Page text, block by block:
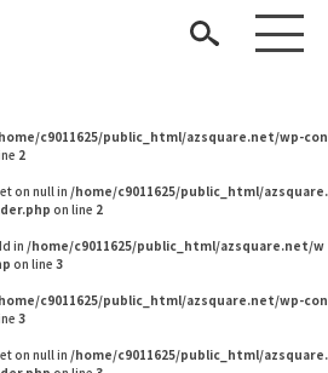
/home/c9011625/public_html/azsquare.net/w
c9011625/public_html/azsquare.net/wp-con
2
on null in /home/c9011625/public_html/azsquare.
on line 2
in /home/c9011625/public_html/azsquare.net/w
on line 3
c9011625/public_html/azsquare.net/wp-con
3
on null in /home/c9011625/public_html/azsquare.
見つける